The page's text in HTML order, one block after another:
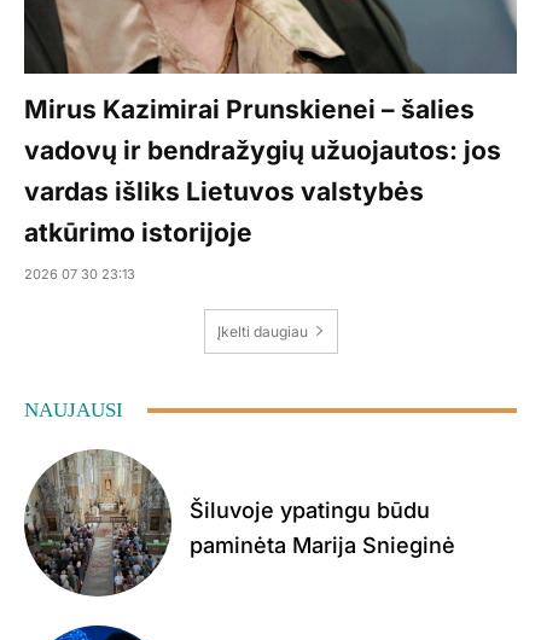
Mirus Kazimirai Prunskienei – šalies
vadovų ir bendražygių užuojautos: jos
vardas išliks Lietuvos valstybės
atkūrimo istorijoje
2026 07 30 23:13
Įkelti daugiau
NAUJAUSI
Šiluvoje ypatingu būdu
paminėta Marija Snieginė